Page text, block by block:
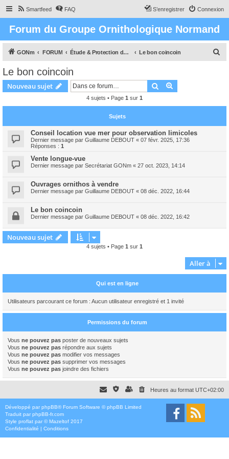
Smartfeed FAQ Connexion
S’enregistrer
Forum du Groupe Ornithologique Normand
GONm FORUM Étude & Protection des Oiseaux et de leurs milieux en Normandie Le bon coincoin
c
Le bon coincoin
Nouveau sujet Rechercher
4 sujets • Page 1 sur 1
Sujets
Conseil location vue mer pour observation limicoles
Dernier message par Guillaume DEBOUT « 07 févr. 2025, 17:36
Réponses : 1
Vente longue-vue
Dernier message par Secrétariat GONm « 27 oct. 2023, 14:14
Ouvrages ornithos à vendre
Dernier message par Guillaume DEBOUT « 08 déc. 2022, 16:44
Le bon coincoin
Dernier message par Guillaume DEBOUT « 08 déc. 2022, 16:42
Nouveau sujet
4 sujets • Page 1 sur 1
Aller à
Qui est en ligne
Utilisateurs parcourant ce forum : Aucun utilisateur enregistré et 1 invité
Permissions du forum
Vous ne pouvez pas poster de nouveaux sujets
Vous ne pouvez pas répondre aux sujets
Vous ne pouvez pas modifier vos messages
Vous ne pouvez pas supprimer vos messages
Vous ne pouvez pas joindre des fichiers
Heures au format UTC+02:00
Développé par phpBB® Forum Software © phpBB Limited
Traduit par phpBB-fr.com
Style proflat par ©Mazeltof 2017
Confidentialité | Conditions